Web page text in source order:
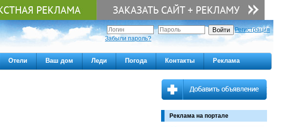
Регистрация
Забыли пароль?
Отели Ваш дом Леди Погода Контакты Реклама
Реклама на портале